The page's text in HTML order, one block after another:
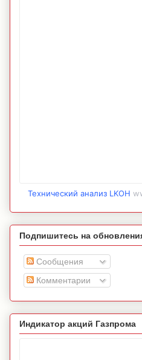
Технический анализ LKOH
Подпишитесь на
Сообщения
Комментарии
Индикатор акций Газпрома